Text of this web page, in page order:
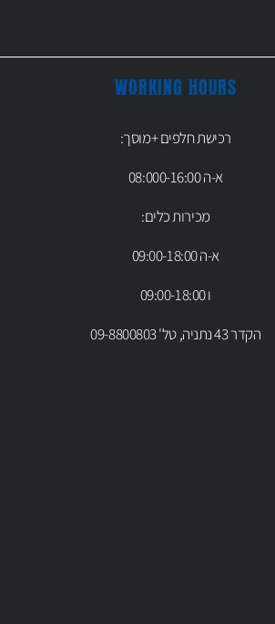
WORKING HOURS
רכישת חלפים +מוסך:
א-ה 08:000-16:00
מכירות כלים:
א-ה 09:00-18:00
ו 09:00-18:00
הקדר 43 נתניה, טל' 09-8800803